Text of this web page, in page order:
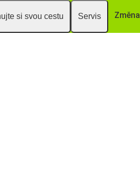
si svou cestu Servis